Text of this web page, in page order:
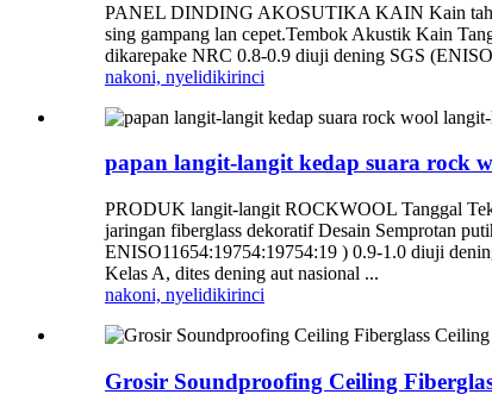
PANEL DINDING AKOSUTIKA KAIN Kain
sing gampang lan cepet.Tembok Akustik Kain
dikarepake NRC 0.8-0.9 diuji dening SGS
nakoni, nyelidikirinci
papan langit-langit kedap suara rock
PRODUK langit-langit ROCKWOOL Tanggal
jaringan fiberglass dekoratif Desain Semprotan
ENISO11654:19754:19754:19 ) 0.9-1.0 diuji
Kelas A, dites dening aut nasional ...
nakoni, nyelidikirinci
Grosir Soundproofing Ceiling